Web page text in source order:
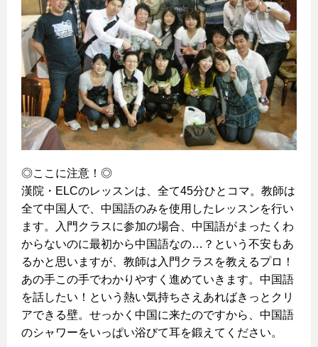
◎ここに注意！◎
漢院・ELCのレッスンは、全て45分ひとコマ。教師は
全て中国人で、中国語のみを使用したレッスンを行い
ます。入門クラスに参加の場合、中国語がまったくわ
からないのに最初から中国語なの…？という不安もあ
るかと思いますが、教師は入門クラスを教えるプロ！
あの手この手でわかりやすく進めていきます。中国語
を話したい！という熱い気持ちさえあればきっとクリ
アできる壁。せっかく中国に来たのですから、中国語
のシャワーをいっぱい浴びて耳を鍛えてください。